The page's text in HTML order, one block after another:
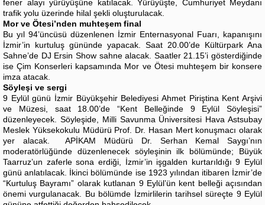
fener alayı yürüyüşüne katılacak. Yürüyüşte, Cumhuriyet Meydanı
trafik yolu üzerinde hilal şekli oluşturulacak.
Mor ve Ötesi’nden muhteşem final
Bu yıl 94’üncüsü düzenlenen İzmir Enternasyonal Fuarı, kapanışını
İzmir’in kurtuluş gününde yapacak. Saat 20.00’de Kültürpark Ana
Sahne’de DJ Ersin Show sahne alacak. Saatler 21.15’i gösterdiğinde
ise Çim Konserleri kapsamında Mor ve Ötesi muhteşem bir konsere
imza atacak.
Söyleşi ve sergi
9 Eylül günü İzmir Büyükşehir Belediyesi Ahmet Piriştina Kent Arşivi
ve Müzesi, saat 18.00’de “Kent Belleğinde 9 Eylül Söyleşisi”
düzenleyecek. Söyleşide, Milli Savunma Üniversitesi Hava Astsubay
Meslek Yüksekokulu Müdürü Prof. Dr. Hasan Mert konuşmacı olarak
yer alacak. APİKAM Müdürü Dr. Serhan Kemal Saygı’nın
moderatörlüğünde düzenlenecek söyleşinin ilk bölümünde; Büyük
Taarruz’un zaferle sona erdiği, İzmir’in işgalden kurtarıldığı 9 Eylül
günü anlatılacak. İkinci bölümünde ise 1923 yılından itibaren İzmir’de
“Kurtuluş Bayramı” olarak kutlanan 9 Eylül’ün kent belleği açısından
önemi vurgulanacak. Bu bölümde İzmirlilerin tarihsel süreçte 9 Eylül